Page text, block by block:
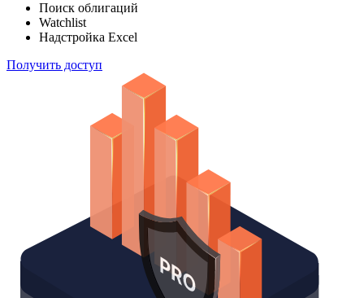
Поиск облигаций
Watchlist
Надстройка Excel
Получить доступ